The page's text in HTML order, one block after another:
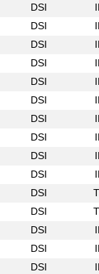
DSI
DSI
DSI
DSI
DSI
DSI
DSI
DSI
DSI
DSI
DSI
DSI
DSI
DSI
DSI